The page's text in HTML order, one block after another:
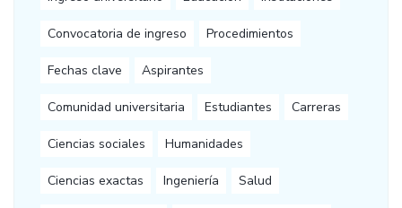
Convocatoria de ingreso Procedimientos
Fechas clave Aspirantes
Comunidad universitaria Estudiantes Carreras
Ciencias sociales Humanidades
Ciencias exactas Ingeniería Salud